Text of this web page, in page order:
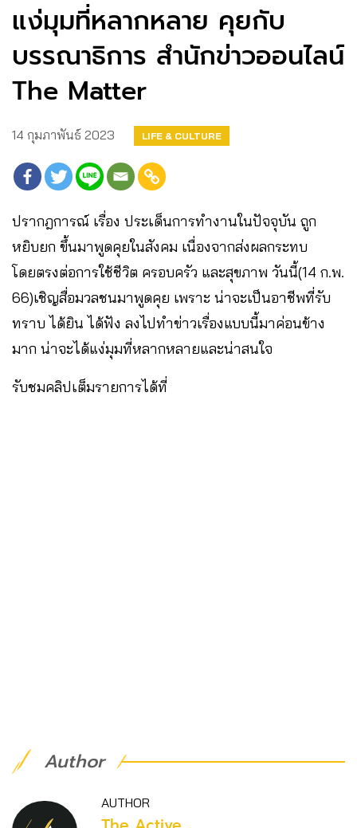
แง่มุมที่หลากหลาย คุยกับ
บรรณาธิการ สำนักข่าวออนไลน์
The Matter
14 กุมภาพันธ์ 2023 LIFE & CULTURE
ปรากฎการณ์ เรื่อง ประเด็นการทำงานในปัจจุบัน ถูก
หยิบยก ขึ้นมาพูดคุยในสังคม เนื่องจากส่งผลกระทบ
โดยตรงต่อการใช้ชีวิต ครอบครัว และสุขภาพ วันนี้(14 ก.พ.
66)เชิญสื่อมวลชนมาพูดคุย เพราะ น่าจะเป็นอาชีพที่รับ
ทราบ ได้ยิน ได้ฟัง ลงไปทำข่าวเรื่องแบบนี้มาค่อนข้าง
มาก น่าจะได้แง่มุมที่หลากหลายและน่าสนใจ
รับชมคลิปเต็มรายการได้ที่
Author
AUTHOR